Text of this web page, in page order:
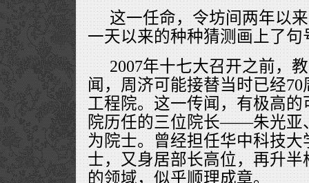
这一任命，令坊间两年以
一天以来的种种猜测画上了句
2007年十七大召开之前，
闻，周济可能接替当时已经
工程院。这一传闻，有极高
院历任的三位院长——朱光
为院士。曾经担任华中科技
士，又身居部长高位，再升
的领域，似乎顺理成章。